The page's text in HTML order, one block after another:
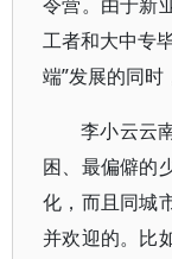
工者和大中专
端”发展的同时
李小云云
困、最偏僻的
化，而且同城
并欢迎的。比